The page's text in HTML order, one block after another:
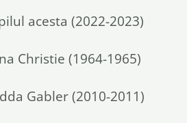
acesta (2022-2023)
Christie (1964-1965)
Gabler (2010-2011)